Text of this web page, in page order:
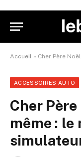
Accueil » Cher Père Noël,
ACCESSOIRES AUTO
Cher
même : le